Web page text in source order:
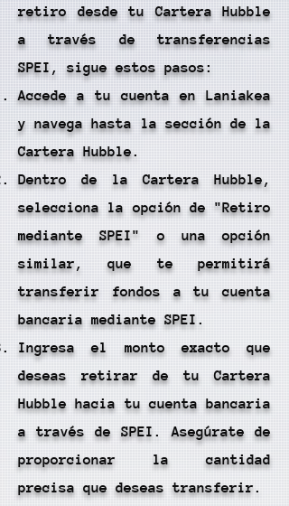
retiro desde tu Cartera Hubble
a través de transferencias
SPEI, sigue estos pasos:
Accede a tu cuenta en Laniakea
y navega hasta la sección de la
Cartera Hubble.
Dentro de la Cartera Hubble,
selecciona la opción de "Retiro
mediante SPEI" o una opción
similar, que te permitirá
transferir fondos a tu cuenta
bancaria mediante SPEI.
Ingresa el monto exacto que
deseas retirar de tu Cartera
Hubble hacia tu cuenta bancaria
a través de SPEI. Asegúrate de
proporcionar la cantidad
precisa que deseas transferir.